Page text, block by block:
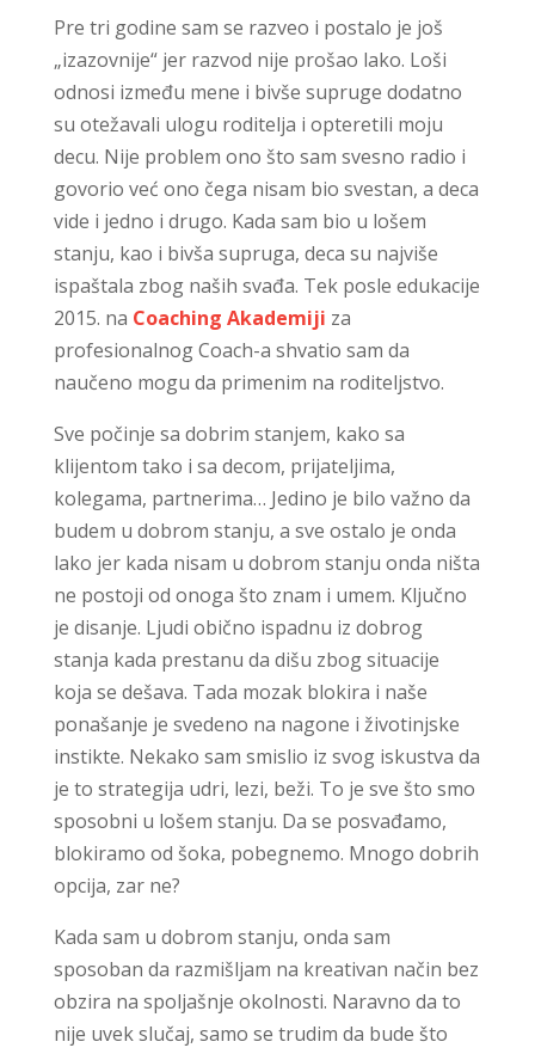
Pre tri godine sam se razveo i postalo je još
„izazovnije“ jer razvod nije prošao lako. Loši
odnosi između mene i bivše supruge dodatno
su otežavali ulogu roditelja i opteretili moju
decu. Nije problem ono što sam svesno radio i
govorio već ono čega nisam bio svestan, a deca
vide i jedno i drugo. Kada sam bio u lošem
stanju, kao i bivša supruga, deca su najviše
ispaštala zbog naših svađa. Tek posle edukacije
2015. na Coaching Akademiji za
profesionalnog Coach-a shvatio sam da
naučeno mogu da primenim na roditeljstvo.
Sve počinje sa dobrim stanjem, kako sa
klijentom tako i sa decom, prijateljima,
kolegama, partnerima… Jedino je bilo važno da
budem u dobrom stanju, a sve ostalo je onda
lako jer kada nisam u dobrom stanju onda ništa
ne postoji od onoga što znam i umem. Ključno
je disanje. Ljudi obično ispadnu iz dobrog
stanja kada prestanu da dišu zbog situacije
koja se dešava. Tada mozak blokira i naše
ponašanje je svedeno na nagone i životinjske
instikte. Nekako sam smislio iz svog iskustva da
je to strategija udri, lezi, beži. To je sve što smo
sposobni u lošem stanju. Da se posvađamo,
blokiramo od šoka, pobegnemo. Mnogo dobrih
opcija, zar ne?
Kada sam u dobrom stanju, onda sam
sposoban da razmišljam na kreativan način bez
obzira na spoljašnje okolnosti. Naravno da to
nije uvek slučaj, samo se trudim da bude što